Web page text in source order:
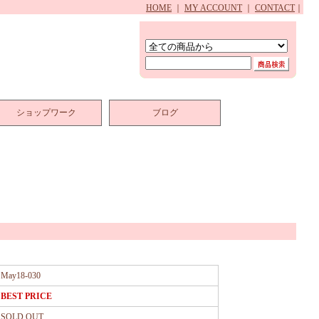
HOME MY ACCOUNT CONTACT
ショップワーク ブログ
May18-030
BEST PRICE
SOLD OUT